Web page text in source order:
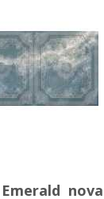
Emerald nova